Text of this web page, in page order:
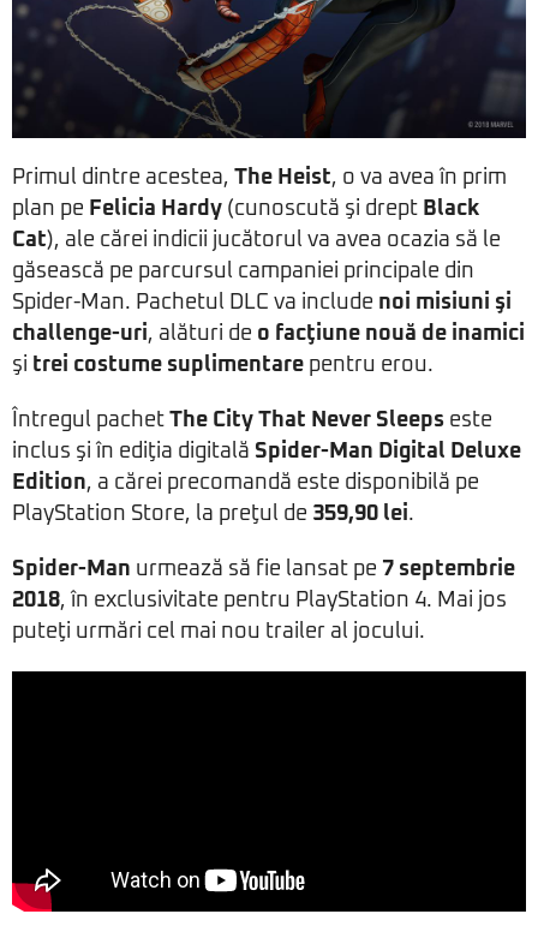
Primul dintre acestea, The Heist, o va avea în prim
plan pe Felicia Hardy (cunoscută şi drept Black
Cat), ale cărei indicii jucătorul va avea ocazia să le
găsească pe parcursul campaniei principale din
Spider-Man. Pachetul DLC va include noi misiuni şi
challenge-uri, alături de o facţiune nouă de inamici
şi trei costume suplimentare pentru erou.
Întregul pachet The City That Never Sleeps este
inclus şi în ediţia digitală Spider-Man Digital Deluxe
Edition, a cărei precomandă este disponibilă pe
PlayStation Store, la preţul de 359,90 lei.
Spider-Man urmează să fie lansat pe 7 septembrie
2018, în exclusivitate pentru PlayStation 4. Mai jos
puteţi urmări cel mai nou trailer al jocului.